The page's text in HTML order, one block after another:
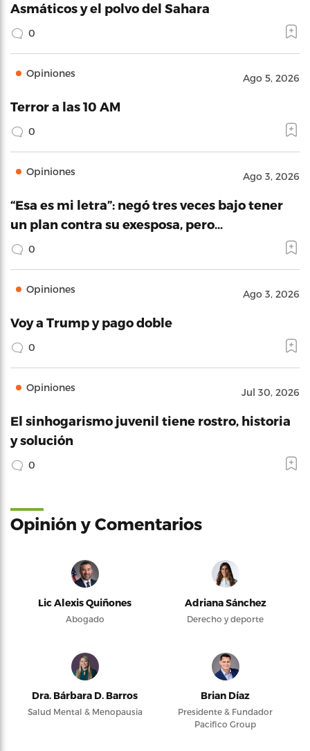
Asmáticos y el polvo del Sahara
0
Opiniones Ago 5, 2026
Terror a las 10 AM
0
Opiniones Ago 3, 2026
“Esa es mi letra”: negó tres veces bajo tener
un plan contra su exesposa, pero…
0
Opiniones Ago 3, 2026
Voy a Trump y pago doble
0
Opiniones Jul 30, 2026
El sinhogarismo juvenil tiene rostro, historia
y solución
0
Opinión y Comentarios
Lic Alexis Quiñones
Abogado
Adriana Sánchez
Derecho y deporte
Dra. Bárbara D. Barros
Salud Mental & Menopausia
Brian Díaz
Presidente & Fundador
Pacifico Group